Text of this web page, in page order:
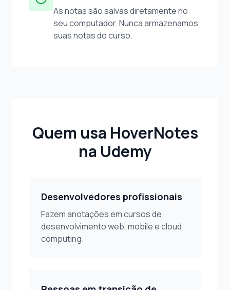
As notas são salvas diretamente no
seu computador. Nunca armazenamos
suas notas do curso.
Quem usa HoverNotes
na Udemy
Desenvolvedores profissionais
Fazem anotações em cursos de
desenvolvimento web, mobile e cloud
computing.